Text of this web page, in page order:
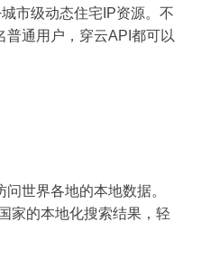
市级动态住宅IP资源。不
普通用户，穿云API都可以
世界各地的本地数据。
家的本地化搜索结果，轻